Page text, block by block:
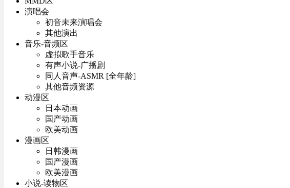
演唱会
初音未来演唱会
其他演出
音乐-音频区
虚拟歌手音乐
有声小说-广播剧
同人音声-ASMR [全年龄]
其他音频资源
动漫区
日本动画
国产动画
欧美动画
漫画区
日韩漫画
国产漫画
欧美漫画
小说-读物区